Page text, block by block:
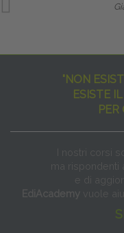
"NON
ESISTE
I nostri corsi
ma rispondenti
e di
EdiAcademy vuole